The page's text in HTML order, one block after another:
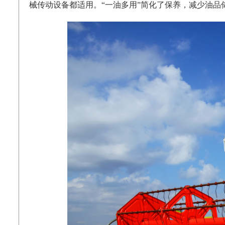
械传动设备都适用。 “一油多用”简化了保养，减少油品